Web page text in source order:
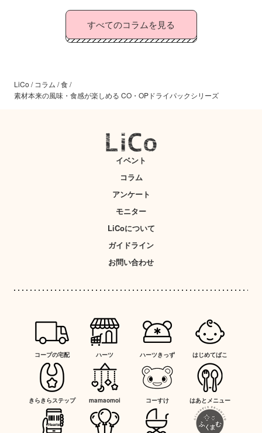
すべてのコラムを見る
LiCo / コラム /食/
素材本来の風味・食感が楽しめる CO・OPドライパックシリーズ
イベント
コラム
アンケート
モニター
LiCoについて
ガイドライン
お問い合わせ
コープの宅配 ハーツ ハーツきっず はじめてばこ
きらきらステップ mamaomoi コーすけ はあとメニュー